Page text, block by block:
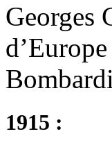
Georges
1915 :